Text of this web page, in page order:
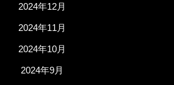
2024年12月
2024年11月
2024年10月
2024年9月